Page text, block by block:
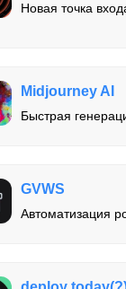
Новая точка
Midjourney AI
Быстрая
GVWS
Автоматизация